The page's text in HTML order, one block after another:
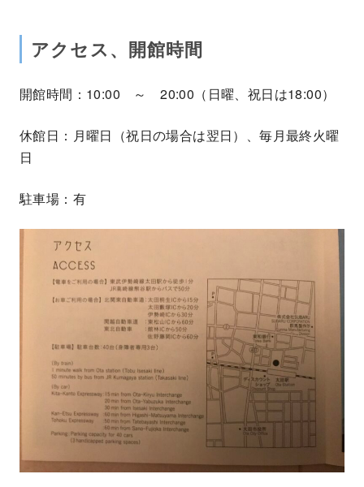
アクセス、開館時間
開館時間：10:00 ～ 20:00（日曜、祝日は18:00）
休館日：月曜日（祝日の場合は翌日）、毎月最終火曜
日
駐車場：有